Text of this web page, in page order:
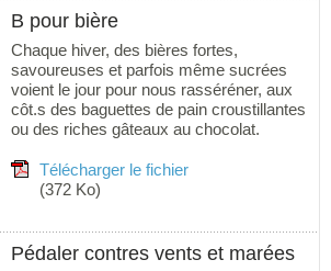
B pour bière
Chaque hiver, des bières fortes,
savoureuses et parfois même sucrées
voient le jour pour nous rasséréner, aux
côt.s des baguettes de pain croustillantes
ou des riches gâteaux au chocolat.
Télécharger le fichier
(372 Ko)
Pédaler contres vents et marées